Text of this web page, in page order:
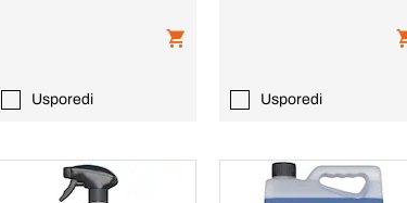
Usporedi Usporedi